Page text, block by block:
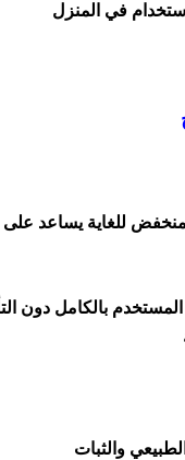
في المنزل
للغاية يساعد
بالكامل دون
والثبات